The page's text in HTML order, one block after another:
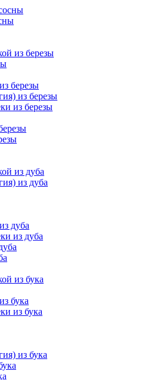
из березы
березы
из березы
из березы
из дуба
из дуба
дуба
из дуба
из бука
бука
из бука
из бука